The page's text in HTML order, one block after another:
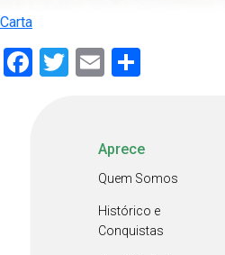
Carta
Facebook
Twitter
Email
Aprece
Quem Somos
Histórico e
Conquistas